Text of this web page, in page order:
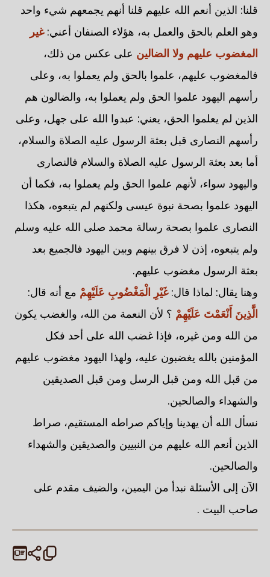
قلنا: الذين أنعم الله عليهم قلنا أنهم يجمعهم شيء واحد
وهو العلم بالحق والعمل به، هؤلاء الصنفان أعني:غير
المغضوب عليهم ولا الضالين على عكس من ذلك،
فالمغضوب عليهم، علموا بالحق ولم يعملوا به، وعلى
رأسهم اليهود علموا الحق ولم يعملوا به، والضالون هم
الذين لم يعلموا الحق، يعني: عبدوا الله على جهل، وعلى
رأسهم النصارى قبل بعثة الرسول عليه الصلاة والسلام،
أما بعد بعثة الرسول عليه الصلاة والسلام فالنصارى
واليهود سواء، لأنهم علموا الحق ولم يعملوا به، فكما أن
اليهود علموا بصحة نبوة عيسى ولكنهم لم يتبعوه، هكذا
النصارى علموا بصحة رسالة محمد صلى الله عليه وسلم
ولم يتبعوه، إذن لا فرق بينهم وبين اليهود فالجميع بعد
بعثة الرسول مغضوب عليهم.
وهنا يقال: لماذا قال:غَيْرِ الْمَغْضُوبِ عَلَيْهِمْ مع أنه قال:
الَّذِينَ أَنْعَمْتَ عَلَيْهِمْ ؟ لأن النعمة من الله، والغضب يكون
من الله ومن غيره، فإذا غضب الله على أحد فكل
المؤمنين بالله يغضبون عليه، ولهذا اليهود مغضوب عليهم
من قبل الله ومن قبل الرسل ومن قبل الصديقين
والشهداء والصالحين.
نسأل الله أن يهدينا وإياكم صراطه المستقيم، صراط
الذين أنعم الله عليهم من النبيين والصديقين والشهداء
والصالحين.
الآن إلى الأسئلة نبدأ من اليمين، والضيف مقدم على
صاحب البيت .